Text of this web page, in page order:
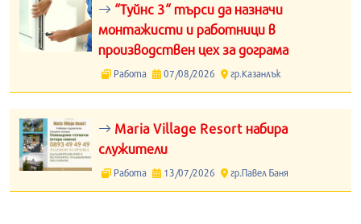
“Туйнс 3“ търси да назначи
монтажисти и работници в
производствен цех за дограма
Работа 07/08/2026 гр.Казанлък
Maria Village Resort набира
служители
Работа 13/07/2026 гр.Павел Баня